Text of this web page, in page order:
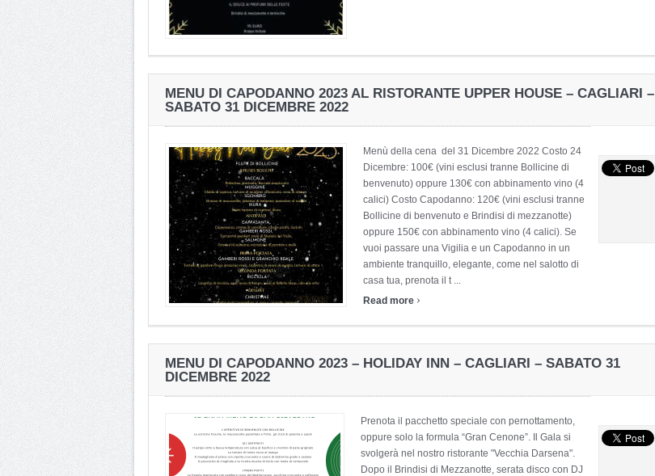
MENU DI CAPODANNO 2023 AL RISTORANTE UPPER HOUSE – CAGLIARI –
SABATO 31 DICEMBRE 2022
Menù della cena del 31 Dicembre 2022 Costo 24
Dicembre: 100€ (vini esclusi tranne Bollicine di
benvenuto) oppure 130€ con abbinamento vino (4
calici) Costo Capodanno: 120€ (vini esclusi tranne
Bollicine di benvenuto e Brindisi di mezzanotte)
oppure 150€ con abbinamento vino (4 calici). Se
vuoi passare una Vigilia e un Capodanno in un
ambiente tranquillo, elegante, come nel salotto di
casa tua, prenota il t ...
Read more ›
MENU DI CAPODANNO 2023 – HOLIDAY INN – CAGLIARI – SABATO 31
DICEMBRE 2022
Prenota il pacchetto speciale con pernottamento,
oppure solo la formula “Gran Cenone”. Il Gala si
svolgerà nel nostro ristorante "Vecchia Darsena".
Dopo il Brindisi di Mezzanotte, serata disco con DJ